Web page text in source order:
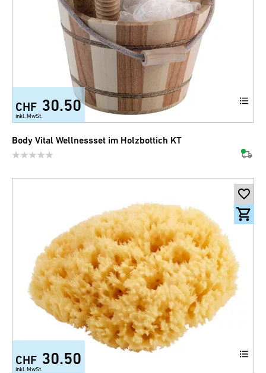
CHF 30.50
inkl. MwSt.
Body Vital Wellnessset im Holzbottich KT
CHF 30.50
inkl. MwSt.